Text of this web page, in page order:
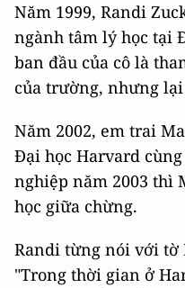
Năm 1999, Randi
ngành tâm lý học tại
ban đầu của cô là
của trường, nhưng
Năm 2002, em trai
Đại học Harvard
nghiệp năm 2003 thì
học giữa chừng.
Randi từng nói với tờ
"Trong thời gian ở